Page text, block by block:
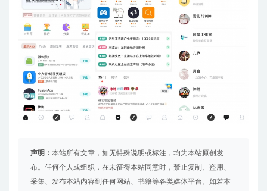
声明： 本站所有文章，如无特殊说明或标注，均为本站原创发
布。任何个人或组织，在未征得本站同意时，禁止复制、盗用、
采集、发布本站内容到任何网站、书籍等各类媒体平台。如若本